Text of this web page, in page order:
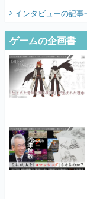
インタビューの記事
ゲームの企画書